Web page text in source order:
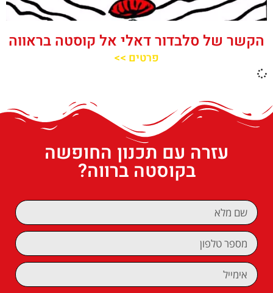
הקשר של סלבדור דאלי אל קוסטה בראווה
פרטים >>
עזרה עם תכנון החופשה
בקוסטה ברווה?